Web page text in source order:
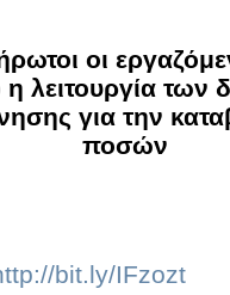
οι
λειτουργία των
για την
ποσών
bit.ly/IFzozt